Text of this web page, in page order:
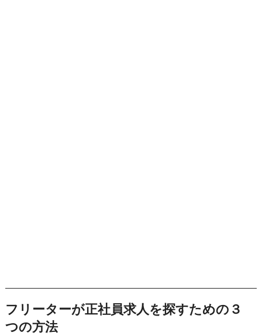
フリーターが正社員求人を探すための３
つの方法